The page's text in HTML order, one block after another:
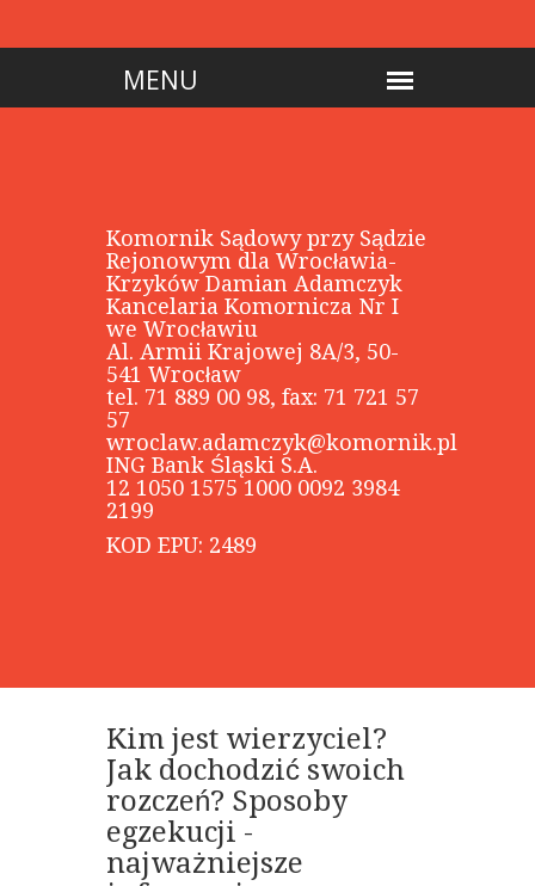
Komornik Sądowy przy Sądzie
Rejonowym dla Wrocławia-
Krzyków Damian Adamczyk
Kancelaria Komornicza Nr I
we Wrocławiu
Al. Armii Krajowej 8A/3, 50-
541 Wrocław
tel. 71 889 00 98, fax: 71 721 57
57
wroclaw.adamczyk@komornik.pl
ING Bank Śląski S.A.
12 1050 1575 1000 0092 3984
2199
KOD EPU: 2489
Kim jest wierzyciel?
Jak dochodzić swoich
rozczeń? Sposoby
egzekucji -
najważniejsze